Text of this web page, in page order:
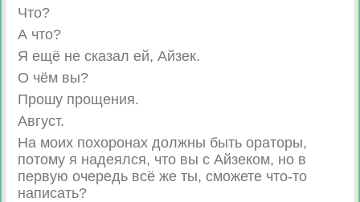
Что?
А что?
Я ещё не сказал ей, Айзек.
О чём вы?
Прошу прощения.
Август.
На моих похоронах должны быть ораторы,
потому я надеялся, что вы с Айзеком, но в
первую очередь всё же ты, сможете что-то
написать?